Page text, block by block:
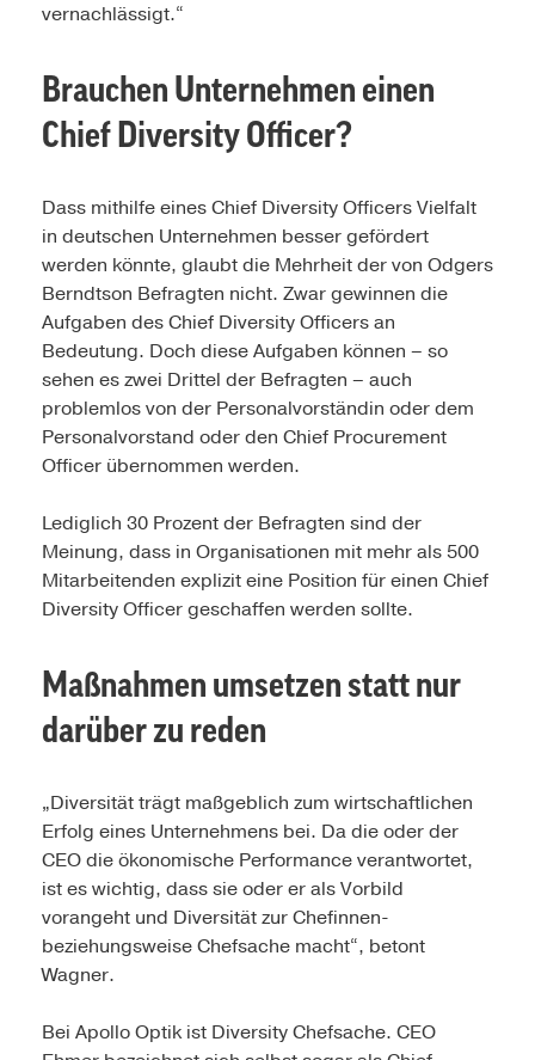
vernachlässigt.“
Brauchen Unternehmen einen
Chief Diversity Officer?
Dass mithilfe eines Chief Diversity Officers Vielfalt
in deutschen Unternehmen besser gefördert
werden könnte, glaubt die Mehrheit der von Odgers
Berndtson Befragten nicht. Zwar gewinnen die
Aufgaben des Chief Diversity Officers an
Bedeutung. Doch diese Aufgaben können – so
sehen es zwei Drittel der Befragten – auch
problemlos von der Personalvorständin oder dem
Personalvorstand oder den Chief Procurement
Officer übernommen werden.
Lediglich 30 Prozent der Befragten sind der
Meinung, dass in Organisationen mit mehr als 500
Mitarbeitenden explizit eine Position für einen Chief
Diversity Officer geschaffen werden sollte.
Maßnahmen umsetzen statt nur
darüber zu reden
„Diversität trägt maßgeblich zum wirtschaftlichen
Erfolg eines Unternehmens bei. Da die oder der
CEO die ökonomische Performance verantwortet,
ist es wichtig, dass sie oder er als Vorbild
vorangeht und Diversität zur Chefinnen-
beziehungsweise Chefsache macht“, betont
Wagner.
Bei Apollo Optik ist Diversity Chefsache. CEO